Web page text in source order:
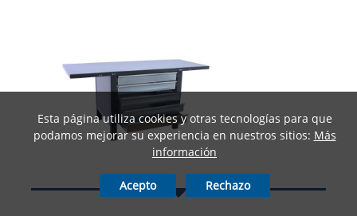
Esta página utiliza cookies y otras tecnologías para que
podamos mejorar su experiencia en nuestros sitios: Más
información
Acepto Rechazo